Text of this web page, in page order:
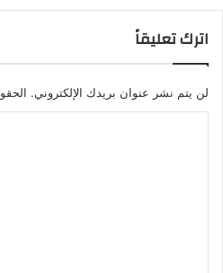
اترك تعليقاً
لن يتم نشر عنوان بريدك الإلكتروني.